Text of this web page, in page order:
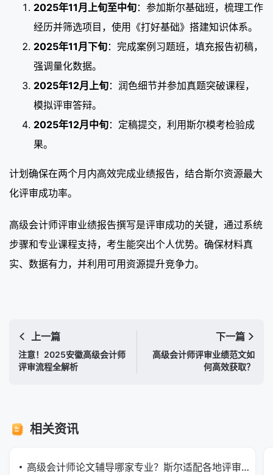
2025年11月上旬至中旬：参加斯尔基础班，梳理工作
经历并筛选项目，使用《打好基础》搭建知识体系。
2025年11月下旬：完成案例习题班，填充报告初稿，
强调量化数据。
2025年12月上旬：润色细节并参加真题突破课程，
模拟评审答辩。
2025年12月中旬：定稿提交，利用斯尔模考检验成
果。
计划确保在两个月内高效完成业绩报告，结合斯尔资源最大
化评审成功率。
高级会计师评审业绩报告撰写是评审成功的关键，通过系统
步骤和专业课程支持，考生能突出个人优势。确保材料真
实、数据有力，并利用可用资源提升竞争力。
上一篇
注意！2025安徽高级会计师
评审流程全解析
下一篇
高级会计师评审业绩范文如
何高效获取？
相关资讯
高级会计师论文辅导哪家专业？斯尔适配各地评审政策